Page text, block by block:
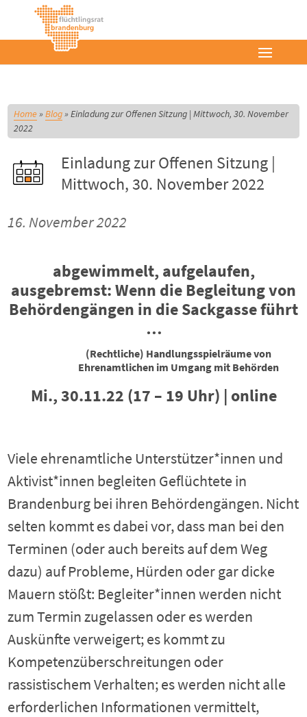
Home»Blog»Einladung zur Offenen Sitzung | Mittwoch, 30. November
2022
Einladung zur Offenen Sitzung |
Mittwoch, 30. November 2022
16. November 2022
abgewimmelt, aufgelaufen,
ausgebremst: Wenn die Begleitung von
Behördengängen in die Sackgasse führt
…
(Rechtliche) Handlungsspielräume von
Ehrenamtlichen im Umgang mit Behörden
Mi., 30.11.22 (17 – 19 Uhr) | online
Viele ehrenamtliche Unterstützer*innen und
Aktivist*innen begleiten Geflüchtete in
Brandenburg bei ihren Behördengängen. Nicht
selten kommt es dabei vor, dass man bei den
Terminen (oder auch bereits auf dem Weg
dazu) auf Probleme, Hürden oder gar dicke
Mauern stößt: Begleiter*innen werden nicht
zum Termin zugelassen oder es werden
Auskünfte verweigert; es kommt zu
Kompetenzüberschreitungen oder
rassistischem Verhalten; es werden nicht alle
erforderlichen Informationen vermittelt,